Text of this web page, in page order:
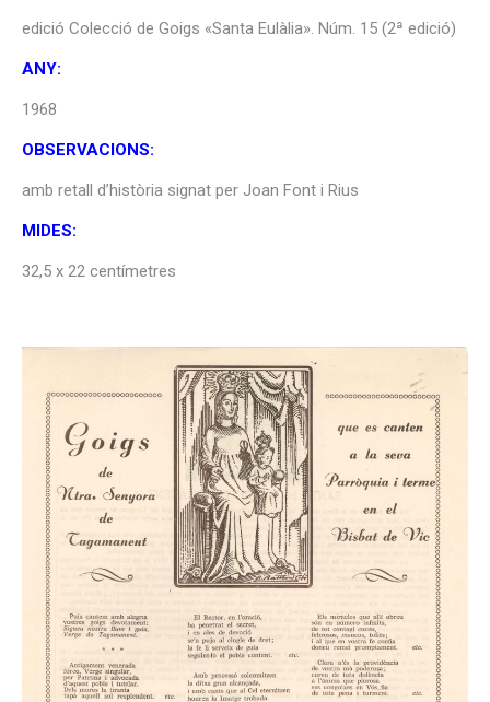
edició Colecció de Goigs «Santa Eulàlia». Núm. 15 (2ª edició)
ANY:
1968
OBSERVACIONS:
amb retall d’història signat per Joan Font i Rius
MIDES:
32,5 x 22 centímetres